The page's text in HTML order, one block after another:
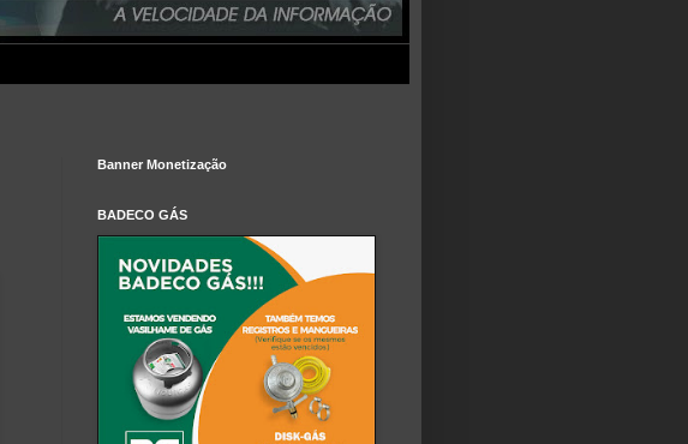
Banner Monetização
BADECO GÁS